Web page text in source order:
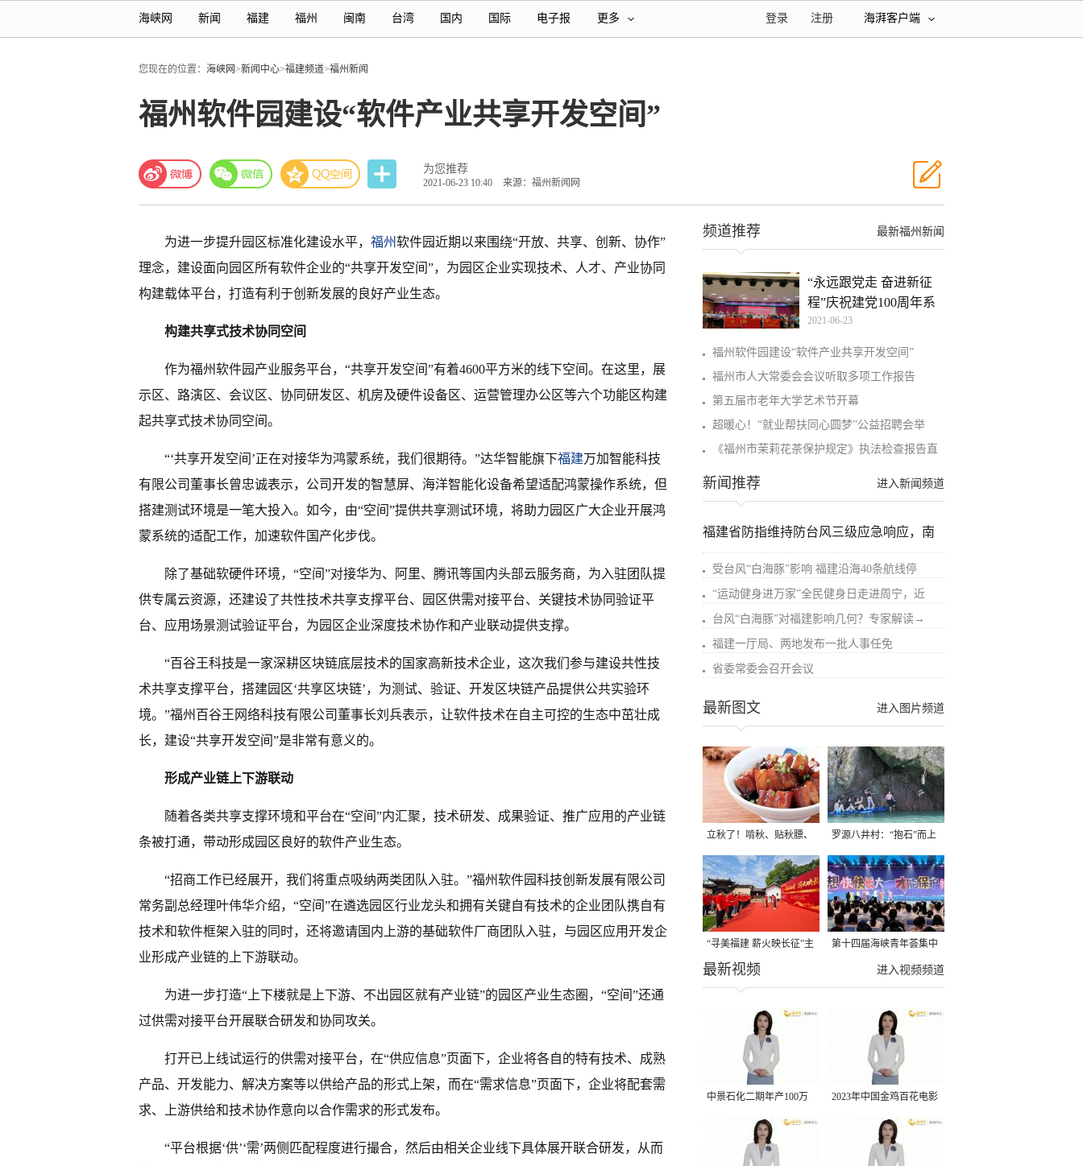
海峡网 新闻 福建 福州 闽南 台湾 国内 国际 电子报 更多 海湃客户端
注册
登录
您现在的位置： 海峡网>新闻中心>福建频道>福州新闻
福州软件园建设“软件产业共享开发空间”
为您推荐
2021-06-23 10:40 来源：福州新闻网
为进一步提升园区标准化建设水平， 福州软件园近期以来围绕“开放、共享、创新、协作”
理念，建设面向园区所有软件企业的“共享开发空间”，为园区企业实现技术、人才、产业协同
构建载体平台，打造有利于创新发展的良好产业生态。
构建共享式技术协同空间
作为福州软件园产业服务平台，“共享开发空间”有着4600平方米的线下空间。在这里，展
示区、路演区、会议区、协同研发区、机房及硬件设备区、运营管理办公区等六个功能区构建
起共享式技术协同空间。
“‘共享开发空间’正在对接华为鸿蒙系统，我们很期待。”达华智能旗下福建万加智能科技
有限公司董事长曾忠诚表示，公司开发的智慧屏、海洋智能化设备希望适配鸿蒙操作系统，但
搭建测试环境是一笔大投入。如今，由“空间”提供共享测试环境，将助力园区广大企业开展鸿
蒙系统的适配工作，加速软件国产化步伐。
除了基础软硬件环境，“空间”对接华为、阿里、腾讯等国内头部云服务商，为入驻团队提
供专属云资源，还建设了共性技术共享支撑平台、园区供需对接平台、关键技术协同验证平
台、应用场景测试验证平台，为园区企业深度技术协作和产业联动提供支撑。
“百谷王科技是一家深耕区块链底层技术的国家高新技术企业，这次我们参与建设共性技
术共享支撑平台，搭建园区‘共享区块链’，为测试、验证、开发区块链产品提供公共实验环
境。”福州百谷王网络科技有限公司董事长刘兵表示，让软件技术在自主可控的生态中茁壮成
长，建设“共享开发空间”是非常有意义的。
形成产业链上下游联动
随着各类共享支撑环境和平台在“空间”内汇聚，技术研发、成果验证、推广应用的产业链
条被打通，带动形成园区良好的软件产业生态。
“招商工作已经展开，我们将重点吸纳两类团队入驻。”福州软件园科技创新发展有限公司
常务副总经理叶伟华介绍，“空间”在遴选园区行业龙头和拥有关键自有技术的企业团队携自有
技术和软件框架入驻的同时，还将邀请国内上游的基础软件厂商团队入驻，与园区应用开发企
业形成产业链的上下游联动。
为进一步打造“上下楼就是上下游、不出园区就有产业链”的园区产业生态圈，“空间”还通
过供需对接平台开展联合研发和协同攻关。
打开已上线试运行的供需对接平台，在“供应信息”页面下，企业将各自的特有技术、成熟
产品、开发能力、解决方案等以供给产品的形式上架，而在“需求信息”页面下，企业将配套需
求、上游供给和技术协作意向以合作需求的形式发布。
“平台根据‘供’‘需’两侧匹配程度进行撮合，然后由相关企业线下具体展开联合研发，从而
最新福州新闻
频道推荐
“永远跟党走 奋进新征
程”庆祝建党100周年系
2021-06-23
福州软件园建设“软件产业共享开发空间”
福州市人大常委会会议听取多项工作报告
第五届市老年大学艺术节开幕
超暖心！“就业帮扶同心圆梦”公益招聘会举
《福州市茉莉花茶保护规定》执法检查报告直
进入新闻频道
新闻推荐
福建省防指维持防台风三级应急响应，南
受台风“白海豚”影响 福建沿海40条航线停
“运动健身进万家”全民健身日走进周宁，近
台风“白海豚”对福建影响几何？专家解读→
福建一厅局、两地发布一批人事任免
省委常委会召开会议
进入图片频道
最新图文
立秋了！啃秋、贴秋膘、
晒秋，福建人这样过才够
味→
罗源八井村：“抱石”而上
“寻美福建 薪火映长征”主
题活动在龙岩长汀启动
第十四届海峡青年荟集中
阶段活动在福州举行
进入视频频道
最新视频
中景石化二期年产100万
吨丙烷脱氢项目建成中交
2023年中国金鸡百花电影
节有福电影巡展31日启动